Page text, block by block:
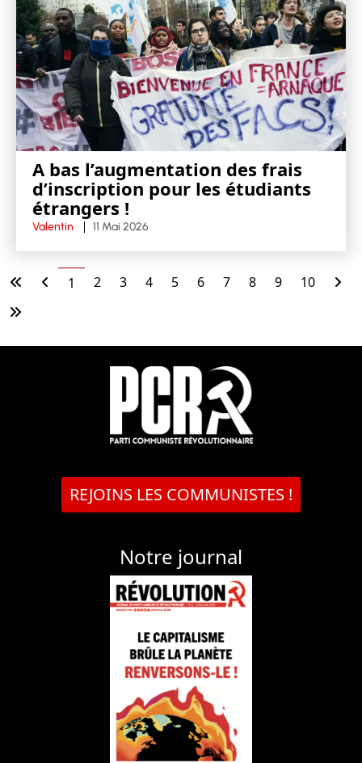
A bas l’augmentation des frais
d’inscription pour les étudiants
étrangers !
Valentin 11 Mai 2026
1 2 3 4 5 6 7 8 9 10
REJOINS LES COMMUNISTES !
Notre journal